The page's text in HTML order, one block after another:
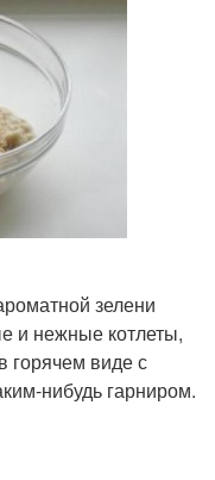
зелени
и нежные котлеты,
горячем виде с
нибудь гарниром.